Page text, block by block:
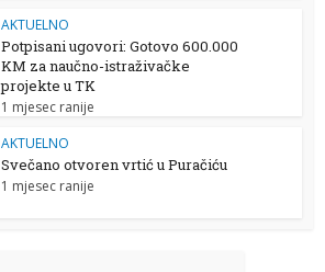
AKTUELNO
Potpisani ugovori: Gotovo 600.000
KM za naučno-istraživačke
projekte u TK
1 mjesec ranije
AKTUELNO
Svečano otvoren vrtić u Puračiću
1 mjesec ranije